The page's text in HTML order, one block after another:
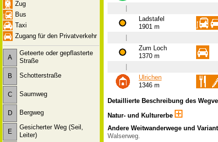
Zug
Bus
Taxi
Zugang für den Privatverkehr
A
Geteerte oder gepflasterte
Straße
B Schotterstraße
C Saumweg
D Bergweg
E
Gesicherter Weg (Seil,
Leiter)
Ladstafel
1901 m
Zum Loch
1370 m
Ulrichen
1346 m
Detaillierte Beschreibung des
Natur- und Kulturerbe
Andere Weitwanderwege und
Walserweg.